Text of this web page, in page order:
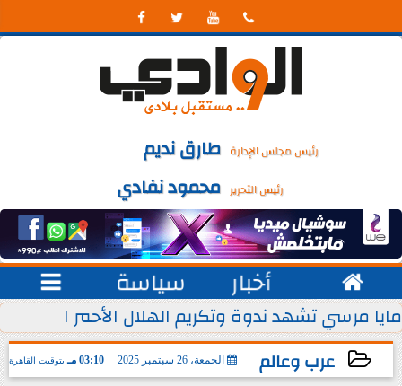
   
رئيس مجلس الإدارة طارق نديم
رئيس التحرير محمود نفادي
 أخبار سياسة 
يوليو من كل عام
مايا مرسي تشهد ندوة وتكريم الهلال الأحمر
عرب وعالم الجمعة، 26 سبتمبر 2025 03:10 مـ بتوقيت القاهرة